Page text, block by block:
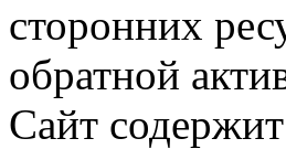
сторонних
обратной
Сайт